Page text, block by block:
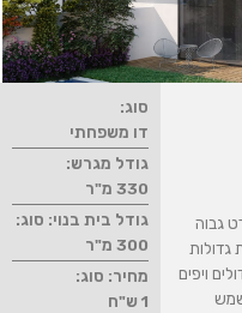
גבוה
גדולות
ויפים
סוג:
דו משפחתי
גודל מגרש:
330 מ"ר
גודל בית בנוי: סוג:
300 מ"ר
מחיר: סוג:
1 ש"ח